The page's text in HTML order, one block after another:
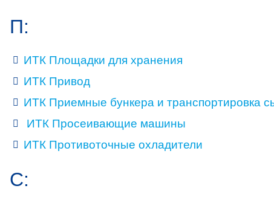
П:
ИТК Площадки для хранения
ИТК Привод
ИТК Приемные бункера и транспортировка
ИТК Просеивающие машины
ИТК Противоточные охладители
С: